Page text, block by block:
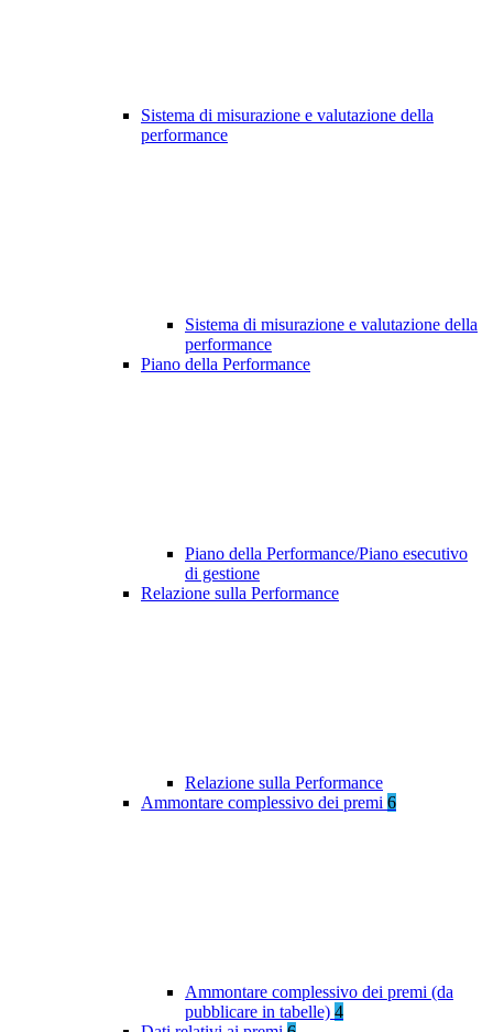
Sistema di misurazione e valutazione della
performance
Sistema di misurazione e valutazione della
performance
Piano della Performance
Piano della Performance/Piano esecutivo
di gestione
Relazione sulla Performance
Relazione sulla Performance
Ammontare complessivo dei premi 6
Ammontare complessivo dei premi (da
pubblicare in tabelle) 4